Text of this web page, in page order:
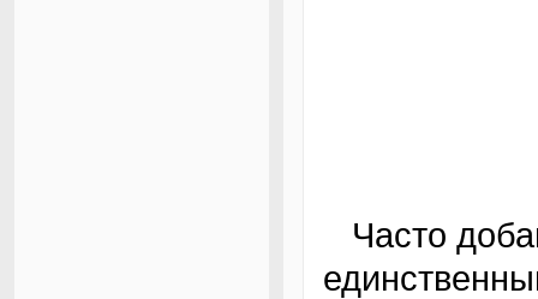
Часто добавляют вторую дорожку с